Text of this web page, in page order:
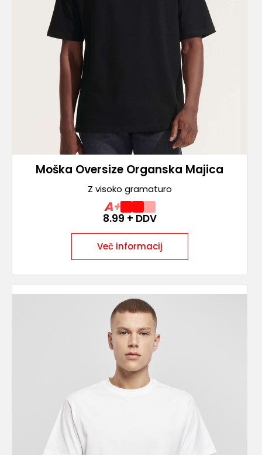
Moška Oversize Organska Majica
Z visoko gramaturo
A+
8.99 + DDV
Več informacij